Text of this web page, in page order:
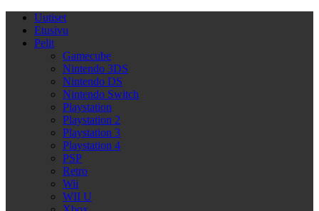
Uutiset
Etusivu
Pelit
Gamecube
Nintendo 3DS
Nintendo DS
Nintendo Switch
Playstation
Playstation 2
Playstation 3
Playstation 4
PSP
Retro
Wii
WII U